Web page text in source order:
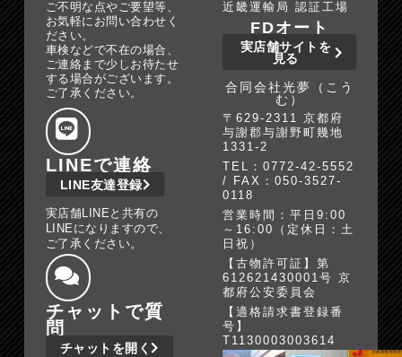
ご不明な点やご要望等、
お気軽にお問い合わせく
ださい。
車検などで不在の場合、
ご連絡まで少しお待たせ
する場合がございます。
ご了承ください。
LINEで連絡
LINE友達登録
実店舗LINEと共有の
LINEになりますので、
ご了承ください。
チャットで質
問
チャットを開く
近畿運輸局 認証工場
FDオート
実店舗サイトを
見る
合同会社光夢（こう
む）
〒629-2311 京都府
与謝郡与謝野町幾地
1331-2
TEL：0772-42-5552
/ FAX：050-3527-
0118
営業時間：平日9:00
～16:00（定休日：土
日祝）
【古物許可証】第
612621430001号 京
都府公安委員会
【適格請求書登録番
号】
T1130003003614